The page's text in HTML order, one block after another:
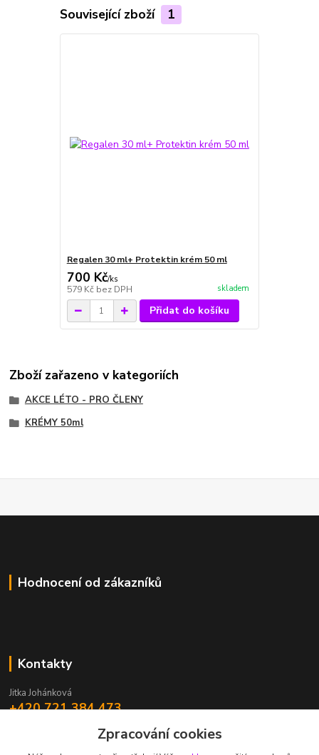
Související zboží 1
Regalen 30 ml+ Protektin krém 50 ml
700 Kč/ks
579 Kč bez DPH skladem
Přidat do košíku
Zboží zařazeno v kategoriích
AKCE LÉTO - PRO ČLENY
KRÉMY 50ml
Hodnocení od zákazníků
Kontakty
Jitka Johánková
+420 721 384 473
johankova@energyprodukty.czZpracování cookies